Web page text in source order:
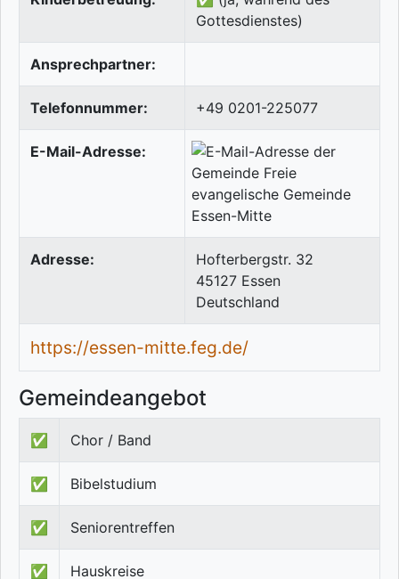
Gottesdienstes)
Ansprechpartner:
Telefonnummer: +49 0201-225077
E-Mail-Adresse:
Adresse:
Hofterbergstr. 32
45127 Essen
Deutschland
https://essen-mitte.feg.de/
Gemeindeangebot
✅ Chor / Band
✅ Bibelstudium
✅ Seniorentreffen
✅ Hauskreise